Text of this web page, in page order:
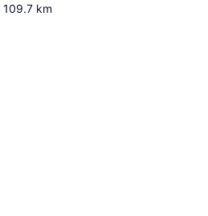
109.7 km